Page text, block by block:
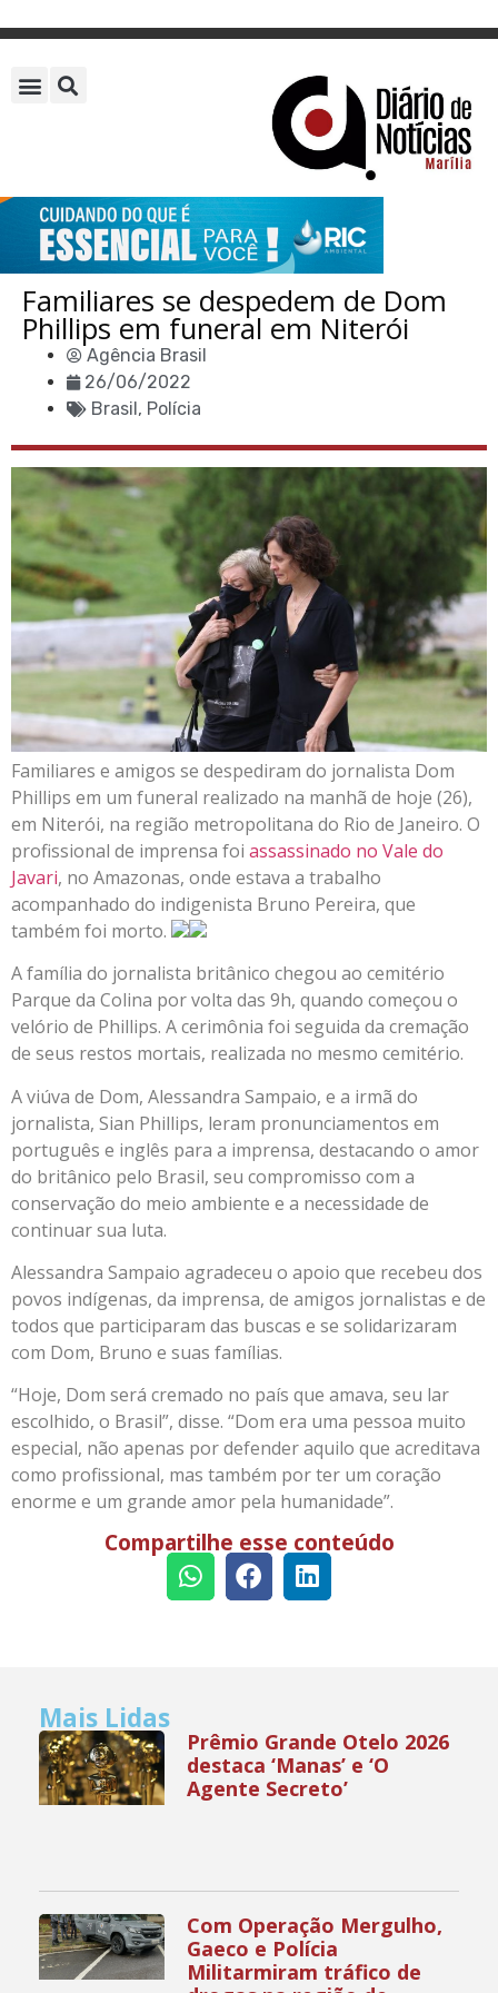
Familiares se despedem de Dom
Phillips em funeral em Niterói
Agência Brasil
26/06/2022
Brasil, Polícia
Familiares e amigos se despediram do jornalista Dom
Phillips em um funeral realizado na manhã de hoje (26),
em Niterói, na região metropolitana do Rio de Janeiro. O
profissional de imprensa foi assassinado no Vale do
Javari, no Amazonas, onde estava a trabalho
acompanhado do indigenista Bruno Pereira, que
também foi morto.
A família do jornalista britânico chegou ao cemitério
Parque da Colina por volta das 9h, quando começou o
velório de Phillips. A cerimônia foi seguida da cremação
de seus restos mortais, realizada no mesmo cemitério.
A viúva de Dom, Alessandra Sampaio, e a irmã do
jornalista, Sian Phillips, leram pronunciamentos em
português e inglês para a imprensa, destacando o amor
do britânico pelo Brasil, seu compromisso com a
conservação do meio ambiente e a necessidade de
continuar sua luta.
Alessandra Sampaio agradeceu o apoio que recebeu dos
povos indígenas, da imprensa, de amigos jornalistas e de
todos que participaram das buscas e se solidarizaram
com Dom, Bruno e suas famílias.
“Hoje, Dom será cremado no país que amava, seu lar
escolhido, o Brasil”, disse. “Dom era uma pessoa muito
especial, não apenas por defender aquilo que acreditava
como profissional, mas também por ter um coração
enorme e um grande amor pela humanidade”.
Compartilhe esse conteúdo
Mais Lidas
Prêmio Grande Otelo 2026
destaca ‘Manas’ e ‘O
Agente Secreto’
Com Operação Mergulho,
Gaeco e Polícia
Militarmiram tráfico de